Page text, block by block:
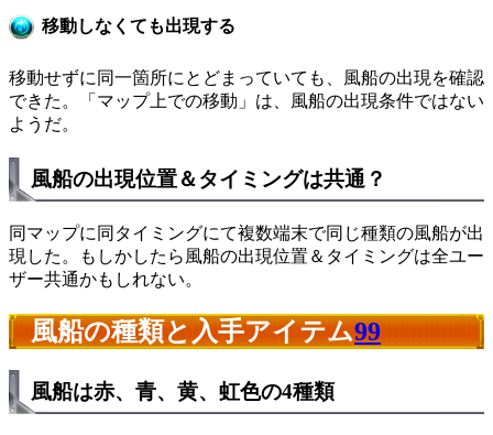
移動しなくても出現する
移動せずに同一箇所にとどまっていても、風船の出現を確認
できた。「マップ上での移動」は、風船の出現条件ではない
ようだ。
風船の出現位置＆タイミングは共通？
同マップに同タイミングにて複数端末で同じ種類の風船が出
現した。もしかしたら風船の出現位置＆タイミングは全ユー
ザー共通かもしれない。
風船の種類と入手アイテム99
風船は赤、青、黄、虹色の4種類